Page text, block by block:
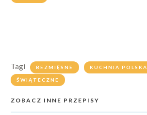
Tagi BEZMIĘSNE KUCHNIA POLSKA
ŚWIĄTECZNE
ZOBACZ INNE PRZEPISY